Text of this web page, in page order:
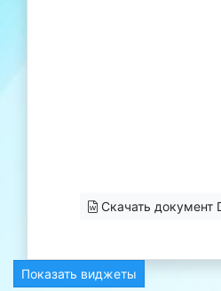
Скачать документ
Показать виджеты